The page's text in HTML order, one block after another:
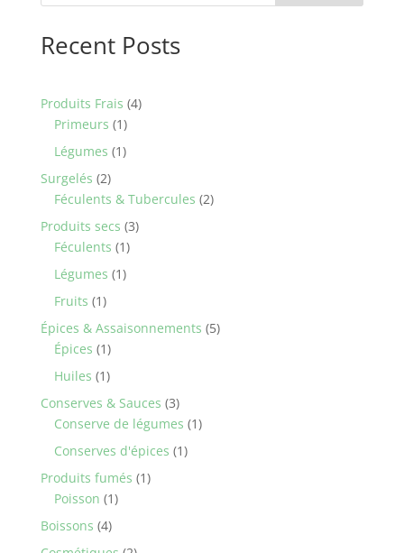
Recent Posts
Produits Frais 44
Primeurs 11
product
Légumes 11
Surgelés 22
products
Féculents & Tubercules 22
Produits secs 33
Féculents 11
product
Légumes 11
Fruits 11
product
Épices & Assaisonnements 55
Épices 11
product
Huiles 11
product
Conserves & Sauces 33
products
Conserve de légumes 11
Conserves d'épices 11
Produits fumés 11
Poisson 11
Boissons 44
products